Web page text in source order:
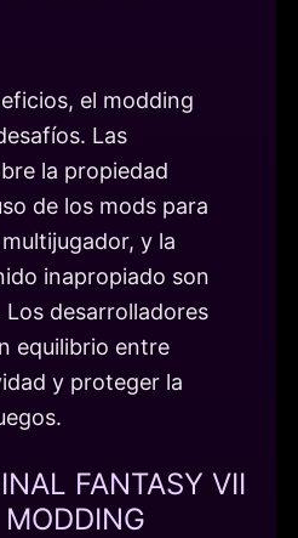
el modding
Las
la propiedad
de los mods para
y la
inapropiado son
desarrolladores
equilibrio entre
y proteger la
FANTASY VII